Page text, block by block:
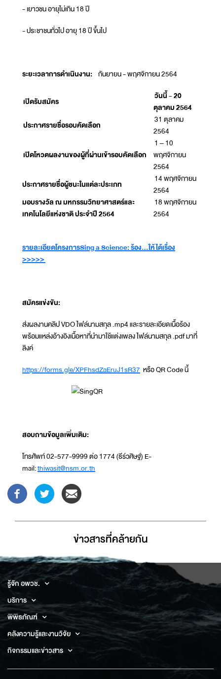
- เยาวชน อายุไม่เกิน 18 ปี
- ประชาชนทั่วไป อายุ 18 ปี ขึ้นไป
ระยะเวลาการดำเนินงาน: กันยายน - พฤศจิกายน 2564
เปิดรับสมัคร
วันนี้ - 20
ตุลาคม 2564
ประกาศรายชื่อรอบคัดเลือก
31 ตุลาคม
2564
เปิดโหวตผลงานของผู้ที่ผ่านเข้ารอบคัดเลือก
1 – 10
พฤศจิกายน
2564
ประกาศรายชื่อผู้ชนะในแต่ละประเภท
14 พฤศจิกายน
2564
มอบรางวัล ณ มหกรรมวิทยาศาสตร์และ
เทคโนโลยีแห่งชาติ ประจำปี 2564
18 พฤศจิกายน
2564
รายละเอียดโครงการSing a Science: ร้อง...ให้ได้เรื่อง
>>>>>
สมัครแข่งขัน:
ส่งผลงานคลิป VDO ไฟล์นามสกุล .mp4 และรายละเอียดเนื้อร้อง
พร้อมแหล่งอ้างอิงเนื้อหาที่นำมาใช้แต่งเพลง ไฟล์นามสกุล .pdf มาที่
ลิงค์
https://forms.gle/XPFhsdZaEruJ1sR37 หรือ QR Code นี้
สอบถามข้อมูลเพิ่มเติม:
โทรศัพท์ 02-577-9999 ต่อ 1774 (ธีร์วศิษฐ์) E-
mail:thiwasit@nsm.or.th
ข่าวสารที่่คล้ายกัน
รู้จัก อพวช.
บริการ
พิพิธภัณฑ์
คลังความรู้และงานวิจัย
กิจกรรมและข่าวสาร